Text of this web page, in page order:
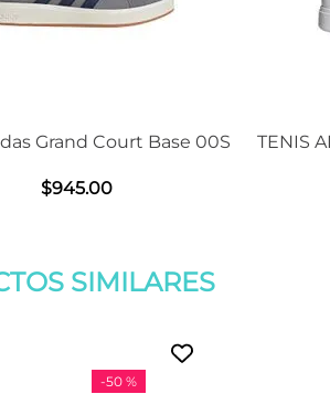
Grand Court Base 00S
$945.00
TENIS
SIMILARES
-50 %